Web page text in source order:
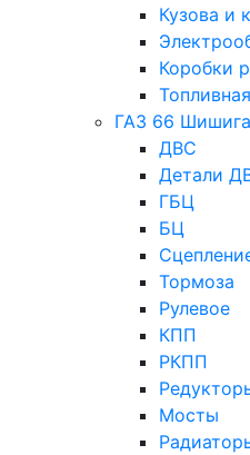
Кузова и
Коробки
ГАЗ 66 Шишига
ДВС
Детали
ГБЦ
БЦ
Тормоза
Рулевое
КПП
РКПП
Мосты